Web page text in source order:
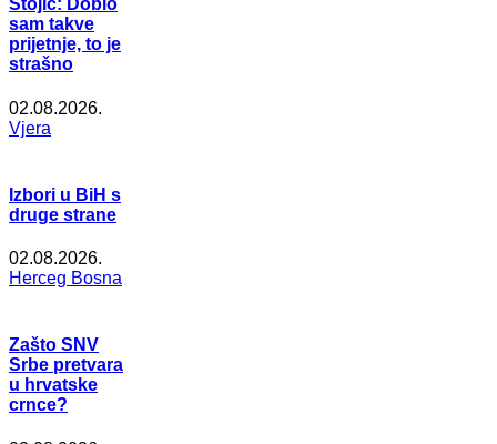
Stojić: Dobio
sam takve
prijetnje, to je
strašno
02.08.2026.
Vjera
Izbori u BiH s
druge strane
02.08.2026.
Herceg Bosna
Zašto SNV
Srbe pretvara
u hrvatske
crnce?